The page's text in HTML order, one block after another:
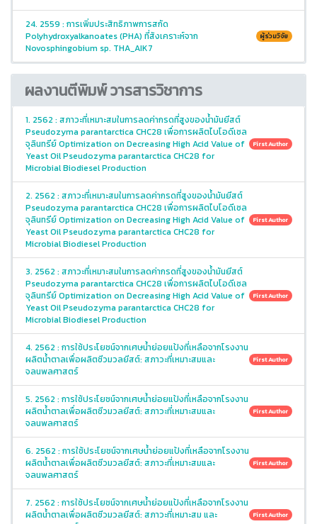
24. 2559 : การเพิ่มประสิทธิภาพการสกัด
Polyhydroxyalkanoates (PHA) ที่สังเคราะห์จาก
Novosphingobium sp. THA_AIK7
ผู้ร่วมวิจัย
ผลงานตีพิมพ์ วารสารวิชาการ
1. 2562 : สภาวะที่เหมาะสมในการลดค่ากรดที่สูงของน้ำมันยีสต์
Pseudozyma parantarctica CHC28 เพื่อการผลิตไบโอดีเซล
จุลินทรีย์ Optimization on Decreasing High Acid Value of
Yeast Oil Pseudozyma parantarctica CHC28 for
Microbial Biodiesel Production
First Author
2. 2562 : สภาวะที่เหมาะสมในการลดค่ากรดที่สูงของน้ำมันยีสต์
Pseudozyma parantarctica CHC28 เพื่อการผลิตไบโอดีเซล
จุลินทรีย์ Optimization on Decreasing High Acid Value of
Yeast Oil Pseudozyma parantarctica CHC28 for
Microbial Biodiesel Production
First Author
3. 2562 : สภาวะที่เหมาะสมในการลดค่ากรดที่สูงของน้ำมันยีสต์
Pseudozyma parantarctica CHC28 เพื่อการผลิตไบโอดีเซล
จุลินทรีย์ Optimization on Decreasing High Acid Value of
Yeast Oil Pseudozyma parantarctica CHC28 for
Microbial Biodiesel Production
First Author
4. 2562 : การใช้ประโยชน์จากเศษน้ำย่อยแป้งที่เหลือจากโรงงาน
ผลิตน้ำตาลเพื่อผลิตชีวมวลยีสต์: สภาวะที่เหมาะสมและ
จลนพลศาสตร์
First Author
5. 2562 : การใช้ประโยชน์จากเศษน้ำย่อยแป้งที่เหลือจากโรงงาน
ผลิตน้ำตาลเพื่อผลิตชีวมวลยีสต์: สภาวะที่เหมาะสมและ
จลนพลศาสตร์
First Author
6. 2562 : การใช้ประโยชน์จากเศษน้ำย่อยแป้งที่เหลือจากโรงงาน
ผลิตน้ำตาลเพื่อผลิตชีวมวลยีสต์: สภาวะที่เหมาะสมและ
จลนพลศาสตร์
First Author
7. 2562 : การใช้ประโยชน์จากเศษน้ำย่อยแป้งที่เหลือจากโรงงาน
ผลิตน้ำตาลเพื่อผลิตชีวมวลยีสต์: สภาวะที่เหมาะสม และ
First Author